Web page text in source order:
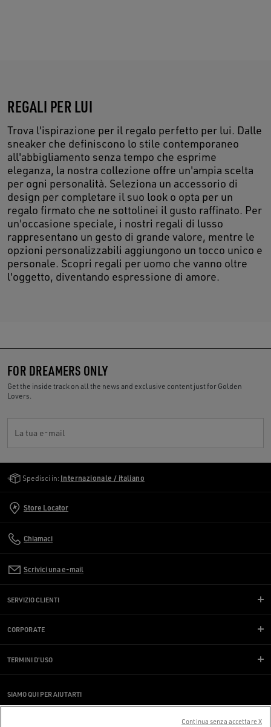
REGALI PER LUI
Trova l'ispirazione per il regalo perfetto per lui. Dalle
sneaker che definiscono lo stile contemporaneo
all'abbigliamento senza tempo che esprime
eleganza, la nostra collezione offre un'ampia scelta
per ogni personalità. Seleziona un accessorio di
design per completare il suo look o opta per un
regalo firmato che ne sottolinei il gusto raffinato. Per
un'occasione speciale, i nostri regali di lusso
rappresentano un gesto di grande valore, mentre le
opzioni personalizzabili aggiungono un tocco unico e
personale. Scopri regali per uomo che vanno oltre
l'oggetto, diventando espressione di amore.
FOR DREAMERS ONLY
Get the inside track on all the news and exclusive content just for Golden
Lovers.
La tua e-mail
Spedisci in: Internazionale / italiano
Store Locator
Chiamaci
Scrivici una e-mail
SERVIZIO CLIENTI
CORPORATE
TERMINI D'USO
SIAMO QUI PER AIUTARTI
Stai utilizzando uno screen reader e hai difficoltà?
Continua senza accettare X